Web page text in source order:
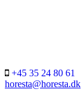
+45 35 24 80 61
horesta@horesta.dk